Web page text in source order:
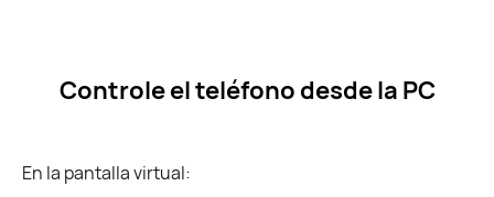
Controle el teléfono desde la PC
En la pantalla virtual: